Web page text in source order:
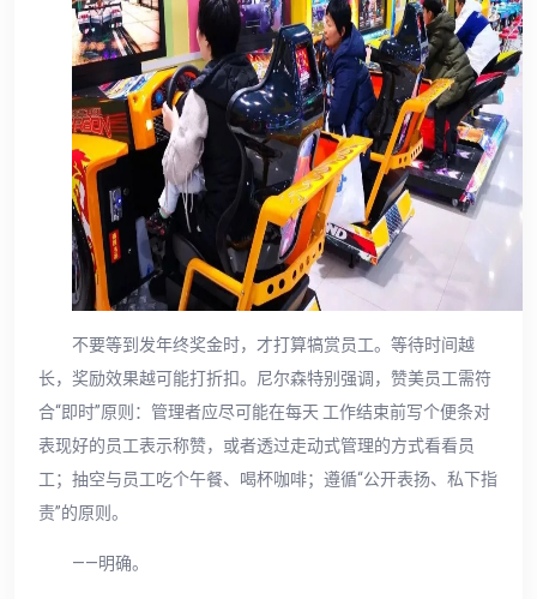
不要等到发年终奖金时，才打算犒赏员工。等待时间越
长，奖励效果越可能打折扣。尼尔森特别强调，赞美员工需符
合“即时”原则：管理者应尽可能在每天 工作结束前写个便条对
表现好的员工表示称赞，或者透过走动式管理的方式看看员
工；抽空与员工吃个午餐、喝杯咖啡；遵循“公开表扬、私下指
责”的原则。
——明确。